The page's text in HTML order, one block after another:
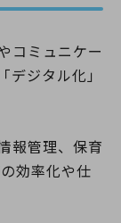
コミュニケー
ジタル化」
報管理、保育
効率化や仕